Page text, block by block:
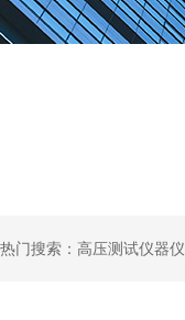
热门搜索：高压测试仪器